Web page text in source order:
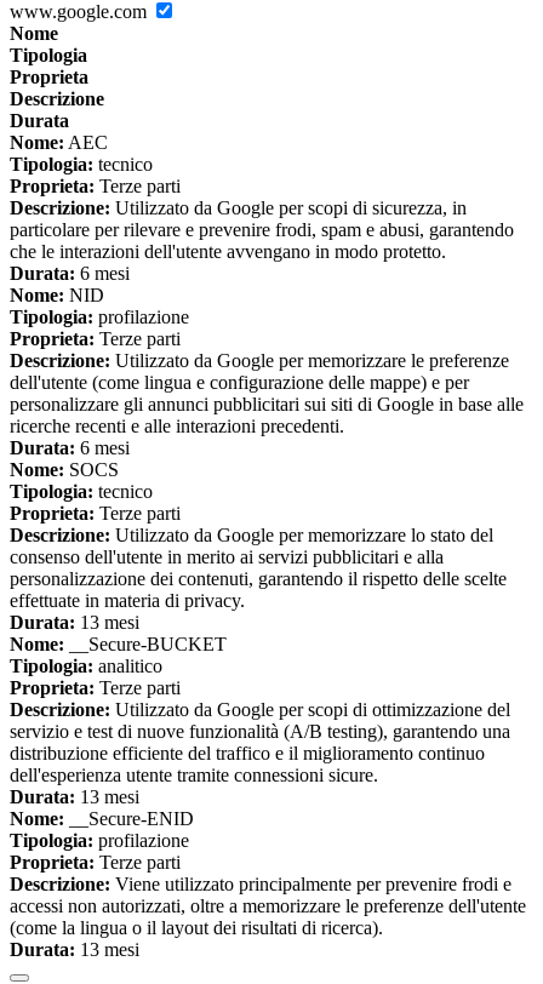
www.google.com
Nome
Tipologia
Proprieta
Descrizione
Durata
Nome: AEC
Tipologia: tecnico
Proprieta: Terze parti
Descrizione: Utilizzato da Google per scopi di sicurezza, in
particolare per rilevare e prevenire frodi, spam e abusi, garantendo
che le interazioni dell'utente avvengano in modo protetto.
Durata: 6 mesi
Nome: NID
Tipologia: profilazione
Proprieta: Terze parti
Descrizione: Utilizzato da Google per memorizzare le preferenze
dell'utente (come lingua e configurazione delle mappe) e per
personalizzare gli annunci pubblicitari sui siti di Google in base alle
ricerche recenti e alle interazioni precedenti.
Durata: 6 mesi
Nome: SOCS
Tipologia: tecnico
Proprieta: Terze parti
Descrizione: Utilizzato da Google per memorizzare lo stato del
consenso dell'utente in merito ai servizi pubblicitari e alla
personalizzazione dei contenuti, garantendo il rispetto delle scelte
effettuate in materia di privacy.
Durata: 13 mesi
Nome: __Secure-BUCKET
Tipologia: analitico
Proprieta: Terze parti
Descrizione: Utilizzato da Google per scopi di ottimizzazione del
servizio e test di nuove funzionalità (A/B testing), garantendo una
distribuzione efficiente del traffico e il miglioramento continuo
dell'esperienza utente tramite connessioni sicure.
Durata: 13 mesi
Nome: __Secure-ENID
Tipologia: profilazione
Proprieta: Terze parti
Descrizione: Viene utilizzato principalmente per prevenire frodi e
accessi non autorizzati, oltre a memorizzare le preferenze dell'utente
(come la lingua o il layout dei risultati di ricerca).
Durata: 13 mesi